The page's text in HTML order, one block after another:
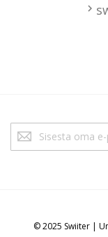
Liitu
uudiskirjaga:
© 2025 Swiiter |